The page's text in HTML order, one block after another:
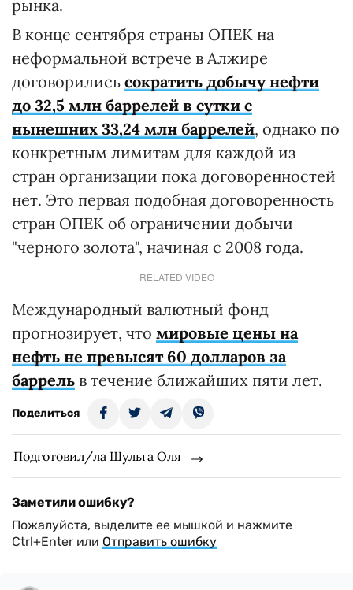
рынка.
В конце сентября страны ОПЕК на
неформальной встрече в Алжире
договорились сократить добычу нефти
до 32,5 млн баррелей в сутки с
нынешних 33,24 млн баррелей, однако по
конкретным лимитам для каждой из
стран организации пока договоренностей
нет. Это первая подобная договоренность
стран ОПЕК об ограничении добычи
"черного золота", начиная с 2008 года.
RELATED VIDEO
Международный валютный фонд
прогнозирует, что мировые цены на
нефть не превысят 60 долларов за
баррель в течение ближайших пяти лет.
Поделиться
Подготовил/ла Шульга Оля
Заметили ошибку?
Пожалуйста, выделите ее мышкой и нажмите
Ctrl+Enter или Отправить ошибку